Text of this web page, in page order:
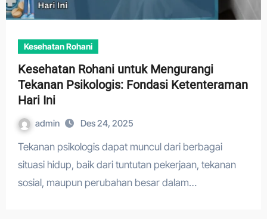
Kesehatan Rohani
Kesehatan Rohani untuk Mengurangi
Tekanan Psikologis: Fondasi Ketenteraman
Hari Ini
admin Des 24, 2025
Tekanan psikologis dapat muncul dari berbagai
situasi hidup, baik dari tuntutan pekerjaan, tekanan
sosial, maupun perubahan besar dalam…